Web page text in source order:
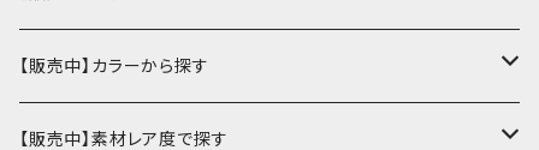
ハーフ・二つ折り財布
カードケース・名刺入れ
パスケース・定期入れ
ミニチュア・雑貨
ミニチュア
キーケース・キーホルダー
カードケース
レギュラー名刺入れ
パスケース・定期入れ
パスケース
財布・小銭入れ
牛革
牛ヌメ
豚革
【販売中】カラーから探す
ナチュラル（染色なし）
【販売中】素材レア度で探す